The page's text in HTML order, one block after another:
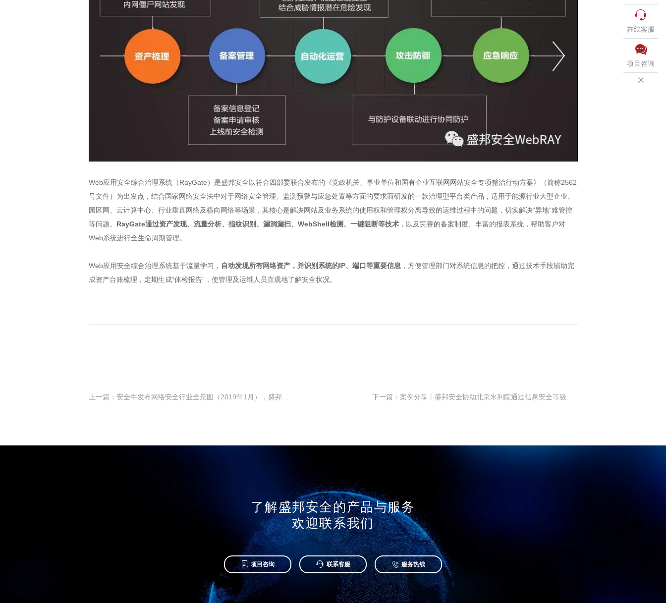
Web应用安全综合治理系统（RayGate）是盛邦安全以符合四部委联合发布的《党政机关、事业单位和国有企业互联网网站安全专项整治行动方案》（简称2562
号文件）为出发点，结合国家网络安全法中对于网络安全管理、监测预警与应急处置等方面的要求而研发的一款治理型平台类产品，适用于能源行业大型企业、
园区网、云计算中心、行业垂直网络及横向网络等场景，其核心是解决网站及业务系统的使用权和管理权分离导致的运维过程中的问题，切实解决“异地”难管控
等问题。 RayGate通过资产发现、流量分析、指纹识别、漏洞漏扫、WebShell检测、一键阻断等技术，以及完善的备案制度、丰富的报表系统，帮助客户对
Web系统进行全生命周期管理。
Web应用安全综合治理系统基于流量学习， 自动发现所有网络资产，并识别系统的IP、端口等重要信息 ，方便管理部门对系统信息的把控，通过技术手段辅助完
成资产台账梳理，定期生成“体检报告”，使管理及运维人员直观地了解安全状况。

在线客服

项目咨询

了解盛邦安全的产品与服务
欢迎联系我们
 项目咨询  联系客服  服务热线